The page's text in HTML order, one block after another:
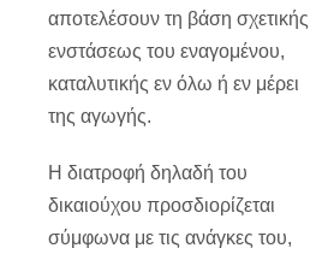
αποτελέσουν τη βάση σχετικής
ενστάσεως του εναγομένου,
καταλυτικής εν όλω ή εν μέρει
της αγωγής.
Η διατροφή δηλαδή του
δικαιούχου προσδιορίζεται
σύμφωνα με τις ανάγκες του,